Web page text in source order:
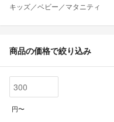
キッズ／ベビー／マタニティ
商品の価格で絞り込み
円〜